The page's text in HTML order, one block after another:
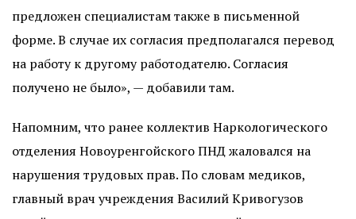
предложен специалистам также в письменной
форме. В случае их согласия предполагался перевод
на работу к другому работодателю. Согласия
получено не было», — добавили там.
Напомним, что ранее коллектив Наркологического
отделения Новоуренгойского ПНД жаловался на
нарушения трудовых прав. По словам медиков,
главный врач учреждения Василий Кривогузов